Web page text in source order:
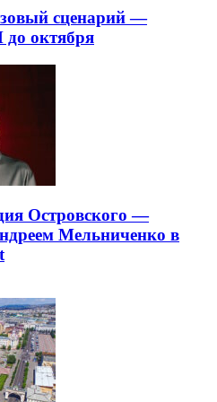
сценарий —
октября
Островского —
Мельниченко в